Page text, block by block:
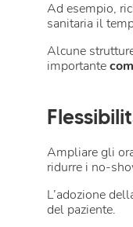
Ad esempio,
sanitaria il
Alcune
importante
Ampliare gli
ridurre i no-
L’adozione
del paziente.